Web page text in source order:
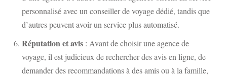
personnalisé avec un conseiller de voyage dédié, tandis que
d’autres peuvent avoir un service plus automatisé.
Réputation et avis : Avant de choisir une agence de
voyage, il est judicieux de rechercher des avis en ligne, de
demander des recommandations à des amis ou à la famille,